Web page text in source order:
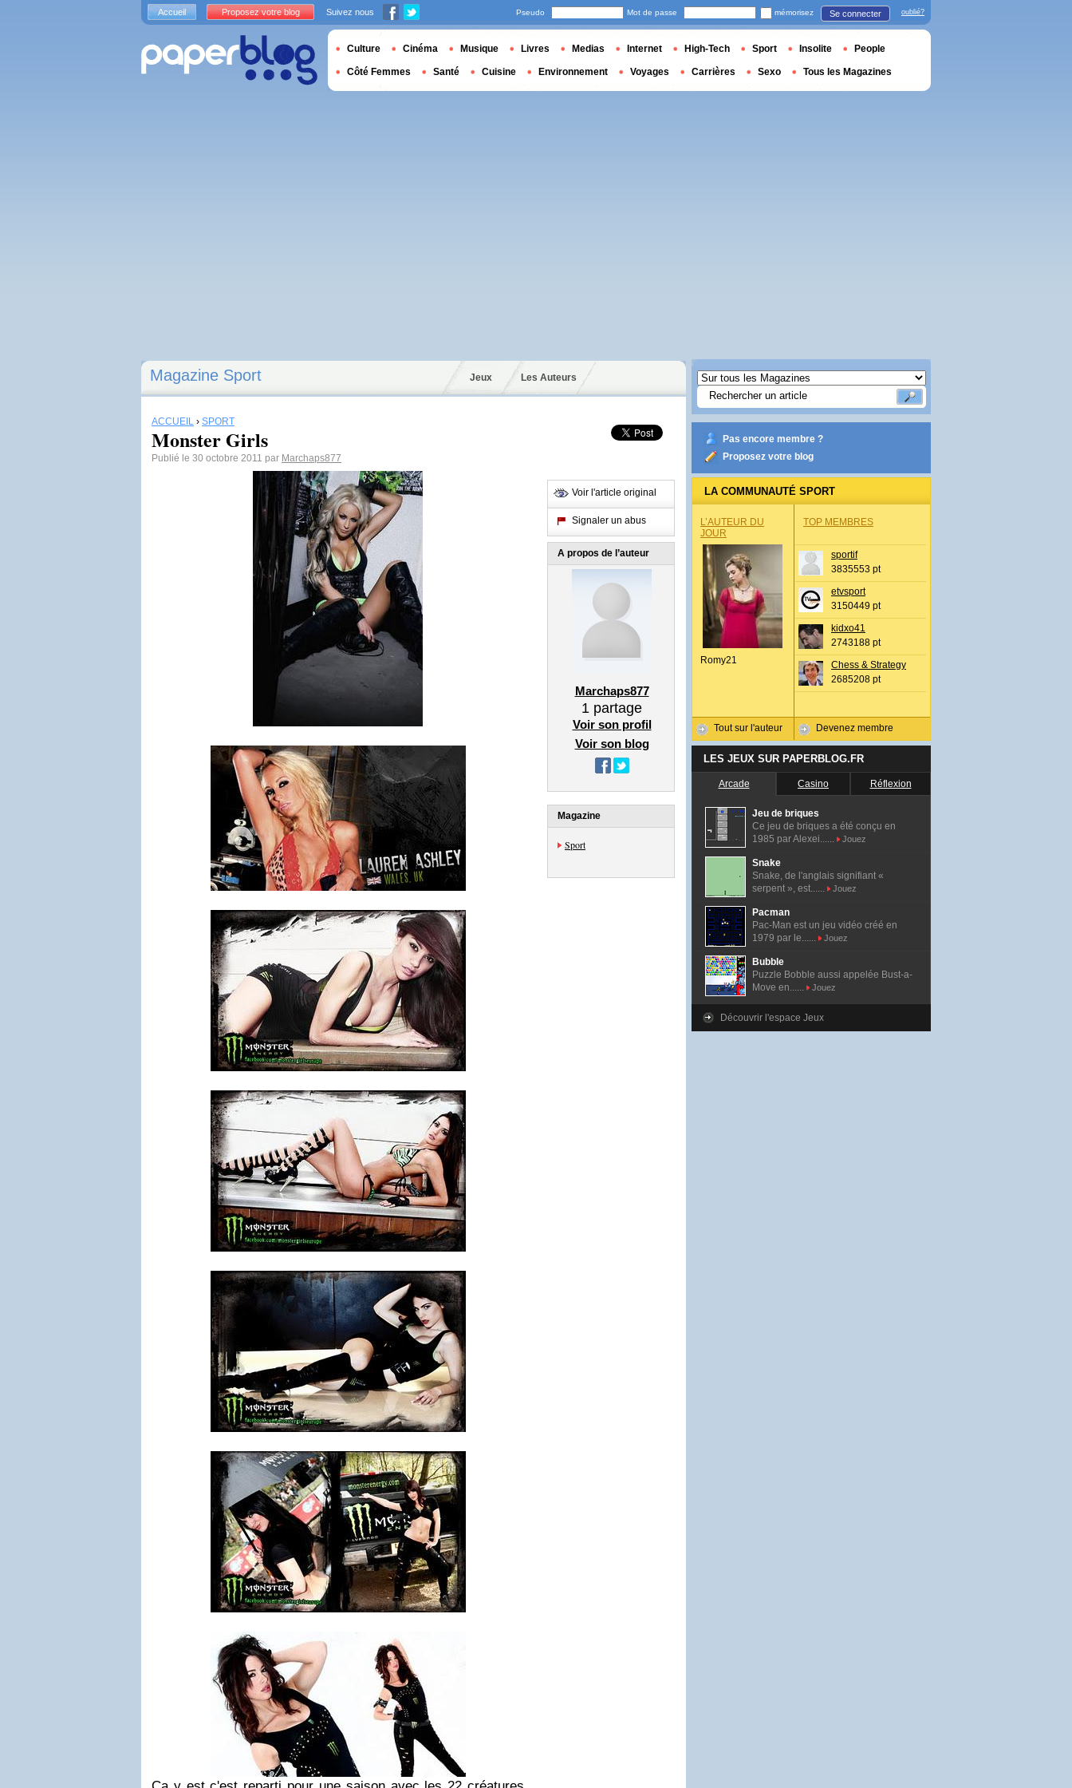
Magazine Sport Jeux Les Auteurs
ACCUEIL › SPORT
Monster Girls
Publié le 30 octobre 2011 par Marchaps877
Voir l'article original
Signaler un abus
A propos de l’auteur
Marchaps877
1 partage
Voir son profil
Voir son blog
Magazine
Sport
Pas encore membre ?
Proposez votre blog
LA COMMUNAUTÉ SPORT
L’AUTEUR DU
JOUR
Romy21
Tout sur l'auteur
TOP MEMBRES
sportif
3835553 pt
etvsport
3150449 pt
kidxo41
2743188 pt
Chess & Strategy
2685208 pt
Devenez membre
LES JEUX SUR PAPERBLOG.FR
Arcade Casino Réflexion
Jeu de briques
Ce jeu de briques a été conçu en
1985 par Alexei......
Jouez
Snake
Snake, de l'anglais signifiant «
serpent », est......
Jouez
Pacman
Pac-Man est un jeu vidéo créé en
1979 par le......
Jouez
Bubble
Puzzle Bobble aussi appelée Bust-a-
Move en......
Jouez
Découvrir l'espace Jeux
Accueil Proposez votre blog Suivez nous Pseudo Mot de passe mémorisez Se connecter oublié?
Culture Cinéma Musique Livres Medias Internet High-Tech Sport Insolite People
Côté Femmes Santé Cuisine Environnement Voyages Carrières Sexo Tous les Magazines